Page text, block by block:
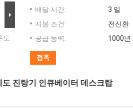
도
배달 시간:
3 일
지불 조건:
전신환
공급 능력:
1000년
접촉
진탕기 인큐베이터 데스크탑